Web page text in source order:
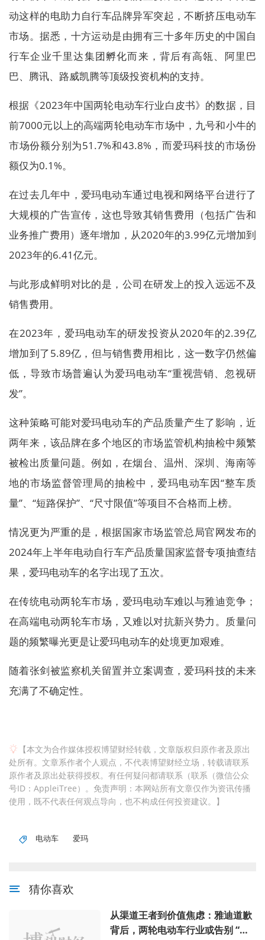
动这样的电助力自行车品牌异军突起，不断挤压电动车
市场。据悉，十方运动是由拥有三十多年历史的中国自
行车企业千里达集团孵化而来，背后有高瓴、阿里巴
巴、腾讯、路威凯腾等顶级投资机构的支持。
根据《2023年中国两轮电动车行业白皮书》的数据，目
前7000元以上的高端两轮电动车市场中，九号和小牛的
市场份额分别为51.7%和43.8%，而爱玛科技的市场份
额仅为0.1%。
在过去几年中，爱玛电动车通过电视和网络平台进行了
大规模的广告宣传，这也导致其销售费用（包括广告和
业务推广费用）逐年增加，从2020年的3.99亿元增加到
2023年的6.41亿元。
与此形成鲜明对比的是，公司在研发上的投入远远不及
销售费用。
在2023年，爱玛电动车的研发投资从2020年的2.39亿
增加到了5.89亿，但与销售费用相比，这一数字仍然偏
低，导致市场普遍认为爱玛电动车“重视营销、忽视研
发”。
这种策略可能对爱玛电动车的产品质量产生了影响，近
两年来，该品牌在多个地区的市场监管机构抽检中频繁
被检出质量问题。例如，在烟台、温州、深圳、海南等
地的市场监督管理局的抽检中，爱玛电动车因“整车质
量”、“短路保护”、“尺寸限值”等项目不合格而上榜。
情况更为严重的是，根据国家市场监管总局官网发布的
2024年上半年电动自行车产品质量国家监督专项抽查结
果，爱玛电动车的名字出现了五次。
在传统电动两轮车市场，爱玛电动车难以与雅迪竞争；
在高端电动两轮车市场，又难以对抗新兴势力。质量问
题的频繁曝光更是让爱玛电动车的处境更加艰难。
随着张剑被监察机关留置并立案调查，爱玛科技的未来
充满了不确定性。
【本文为合作媒体授权博望财经转载，文章版权归原作者及原出
处所有。文章系作者个人观点，不代表博望财经立场，转载请联系
原作者及原出处获得授权。有任何疑问都请联系（联系（微信公众
号ID：AppleiTree）。免责声明：本网站所有文章仅作为资讯传播
使用，既不代表任何观点导向，也不构成任何投资建议。】
电动车 爱玛
猜你喜欢
从渠道王者到价值焦虑：雅迪道歉
背后，两轮电动车行业或告别 “以